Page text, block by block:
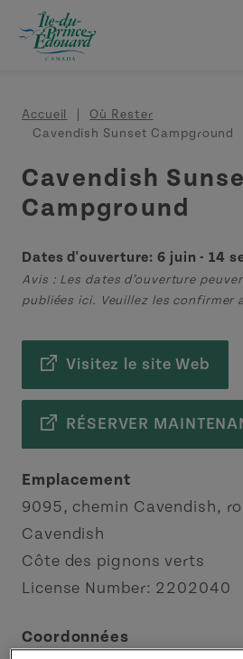
Aller au contenu principal
Fil d'Ariane
Accueil
Où Rester
Cavendish Sunset Campground
Cavendish
Campground
Dates d'ouverture: 6 juin - 14
Avis : Les dates d’ouverture
publiées ici. Veuillez les confirmer
Visitez le site Web
RÉSERVER
Emplacement
9095, chemin Cavendish,
Cavendish
Côte des pignons verts
License Number: 2202040
Coordonnées